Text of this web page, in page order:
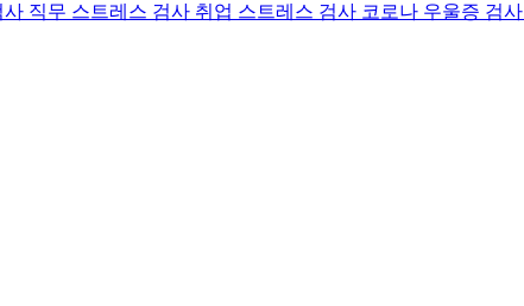
사 직무 스트레스 검사 취업 스트레스 검사 코로나 우울증 검사